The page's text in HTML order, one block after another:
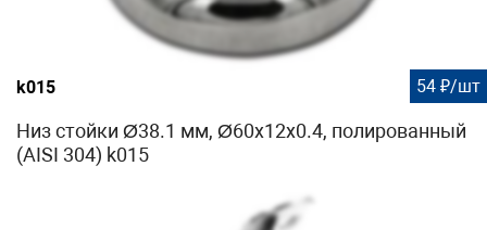
k015 54 ₽/шт
Низ стойки Ø38.1 мм, Ø60х12х0.4, полированный
(AISI 304) k015